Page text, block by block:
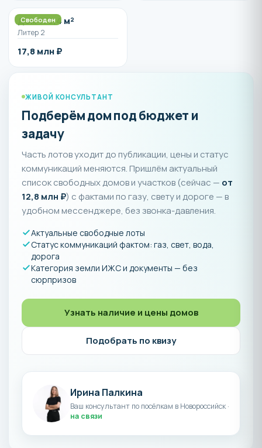
Свободен
Дом 179,4 м²
Литер 2
17,8 млн ₽
ЖИВОЙ КОНСУЛЬТАНТ
Подберём дом под бюджет и
задачу
Часть лотов уходит до публикации, цены и статус
коммуникаций меняются. Пришлём актуальный
список свободных домов и участков (сейчас — от
12,8 млн ₽) с фактами по газу, свету и дороге — в
удобном мессенджере, без звонка-давления.
Актуальные свободные лоты
Статус коммуникаций фактом: газ, свет, вода,
дорога
Категория земли ИЖС и документы — без
сюрпризов
Узнать наличие и цены домов
Подобрать по квизу
Ирина Палкина
Ваш консультант по посёлкам в Новороссийск ·
на связи